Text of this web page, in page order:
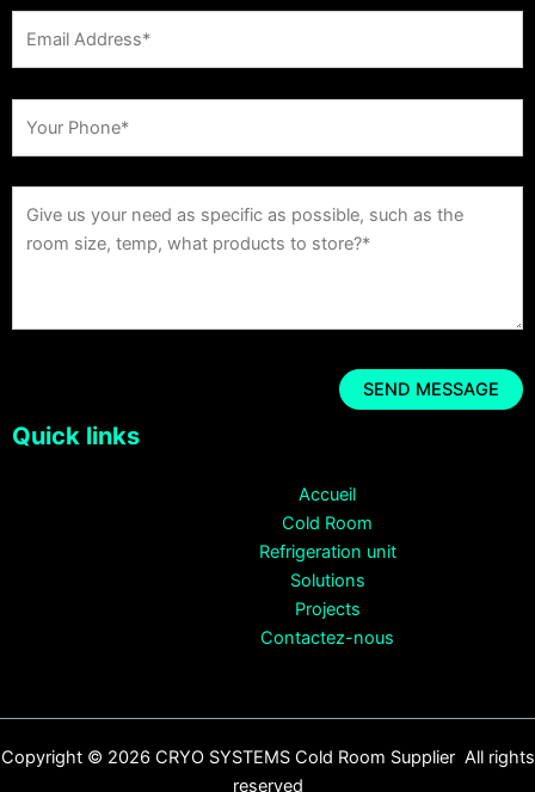
Quick links
Accueil
Cold Room
Refrigeration unit
Solutions
Projects
Contactez-nous
Copyright © 2026 CRYO SYSTEMS Cold Room Supplier All rights
reserved